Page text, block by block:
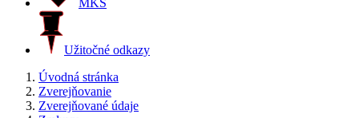
MKS
Užitočné odkazy
Úvodná stránka
Zverejňovanie
Zverejňované údaje